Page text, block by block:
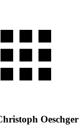
Oeschger